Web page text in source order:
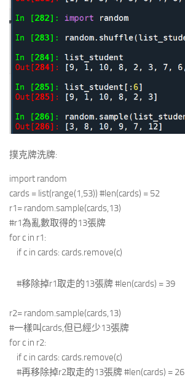
撲克牌洗牌:
import random
cards = list(range(1,53)) #len(cards) = 52
r1= random.sample(cards,13)
#r1為亂數取得的13張牌
for c in r1:
if c in cards: cards.remove(c)
#移除掉r1取走的13張牌 #len(cards) = 39
r2= random.sample(cards,13)
#一樣叫cards,但已經少13張牌
for c in r2:
if c in cards: cards.remove(c)
#再移除掉r2取走的13張牌 #len(cards) = 26